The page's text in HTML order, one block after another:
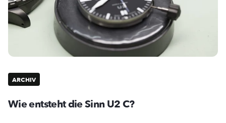
ARCHIV
Wie entsteht die Sinn U2 C?